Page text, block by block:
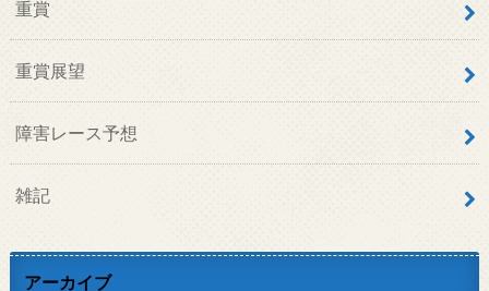
重賞
重賞展望
障害レース予想
雑記
アーカイブ